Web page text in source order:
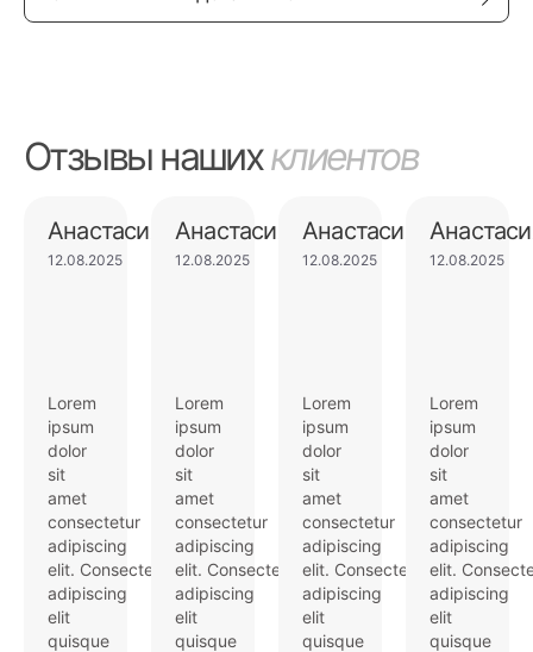
Отзывы нашихклиентов
Анастасия
12.08.2025
Lorem
ipsum
dolor
sit
amet
consectetur
adipiscing
elit. Consectetur
adipiscing
elit
quisque
Анастасия
12.08.2025
Lorem
ipsum
dolor
sit
amet
consectetur
adipiscing
elit. Consectetur
adipiscing
elit
quisque
Анастасия
12.08.2025
Lorem
ipsum
dolor
sit
amet
consectetur
adipiscing
elit. Consectetur
adipiscing
elit
quisque
12.08.2025
Lorem
ipsum
dolor
sit
amet
consectetur
adipiscing
elit.
adipiscing
elit
quisque